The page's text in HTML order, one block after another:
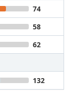
74
58
62
132